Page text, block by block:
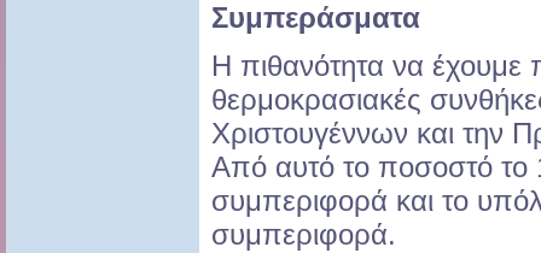
Συμπεράσματα
Η πιθανότητα να έχουμε
θερμοκρασιακές
Χριστουγέννων και την
Από αυτό το ποσοστό το
συμπεριφορά και το
συμπεριφορά.